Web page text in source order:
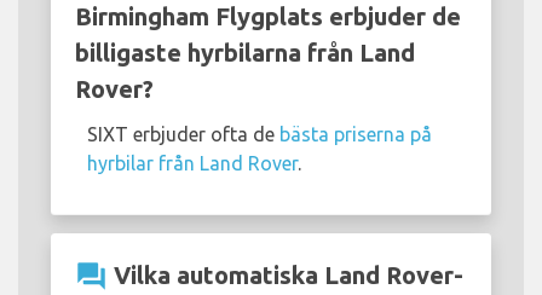
Birmingham Flygplats erbjuder de
billigaste hyrbilarna från Land
Rover?
SIXT erbjuder ofta de bästa priserna på
hyrbilar från Land Rover.
question_answer Vilka automatiska Land Rover-